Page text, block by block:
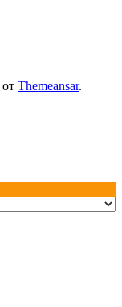
от Themeansar.